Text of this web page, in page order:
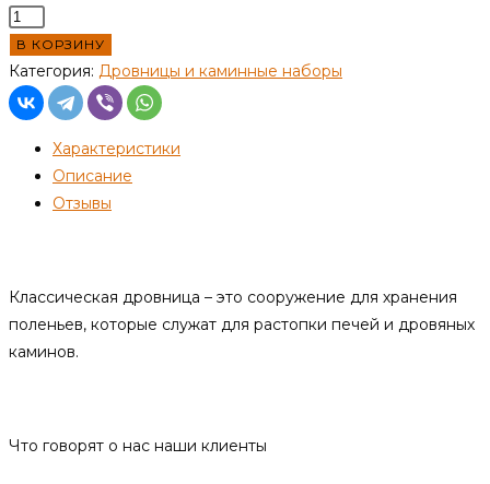
Количество
товара
Дровница
"Волк"
В КОРЗИНУ
Категория: Дровницы и каминные наборы
Характеристики
Описание
Отзывы
Классическая дровница – это сооружение для хранения
поленьев, которые служат для растопки печей и дровяных
каминов.
Что говорят о нас наши клиенты